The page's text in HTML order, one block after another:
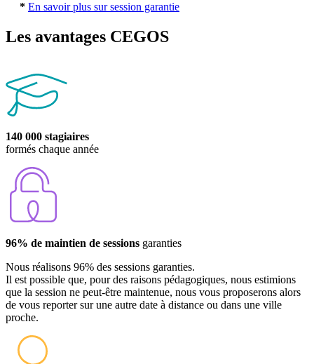
* En savoir plus sur session garantie
Les avantages CEGOS
140 000 stagiaires
formés chaque année
96% de maintien de sessions garanties
Nous réalisons 96% des sessions garanties.
Il est possible que, pour des raisons pédagogiques, nous estimions
que la session ne peut-être maintenue, nous vous proposerons alors
de vous reporter sur une autre date à distance ou dans une ville
proche.